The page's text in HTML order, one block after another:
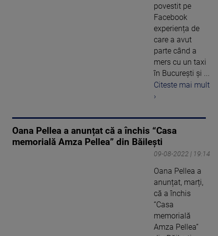
povestit pe
Facebook
experiența de
care a avut
parte când a
mers cu un taxi
în București și ...
Citeste mai mult
›
Oana Pellea a anunțat că a închis “Casa
memorială Amza Pellea” din Băilești
09-08-2022 | 19:14
Oana Pellea a
anunțat, marți,
că a închis
“Casa
memorială
Amza Pellea”